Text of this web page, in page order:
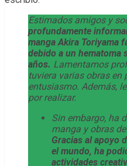
Estimados amigos y
profundamente
manga Akira Toriyama
debido a un hematoma
años. Lamentamos
tuviera varias obras en
entusiasmo. Además,
por realizar.
Sin embargo, ha
manga y obras
Gracias al apoyo
el mundo, ha
actividades